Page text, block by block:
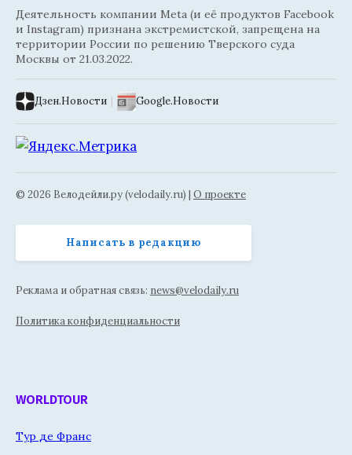
Деятельность компании Meta (и её продуктов Facebook
и Instagram) признана экстремистской, запрещена на
территории России по решению Тверского суда
Москвы от 21.03.2022.
Дзен.Новости | Google.Новости
© 2026 Велодейли.ру (velodaily.ru) | О проекте
Написать в редакцию
Реклама и обратная связь: news@velodaily.ru
Политика конфиденциальности
WORLDTOUR
Тур де Франс